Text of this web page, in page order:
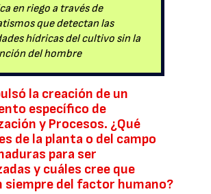
en riego a través de
que detectan las
hídricas del cultivo sin la
del hombre
la creación de un
específico de
y Procesos. ¿Qué
de la planta o del campo
para ser
y cuáles cree que
siempre del factor humano?